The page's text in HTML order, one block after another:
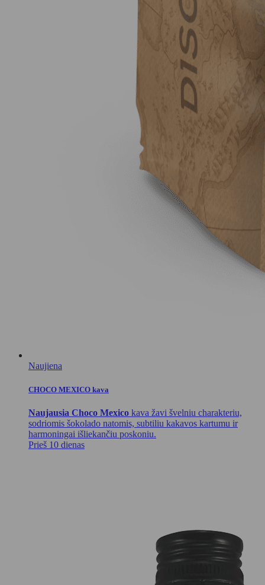
Naujiena
CHOCO MEXICO kava
Naujausia Choco Mexico kava žavi švelniu charakteriu,
sodriomis šokolado natomis, subtiliu kakavos kartumu ir
harmoningai išliekančiu poskoniu.
Prieš 10 dienas